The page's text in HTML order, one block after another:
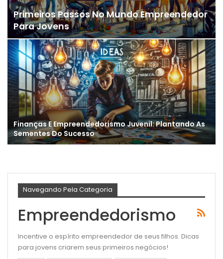
Primeiros Passos No Mundo Empreendedor
Para Jovens
Finanças E Empreendedorismo Juvenil: Plantando As
Sementes Do Sucesso
Navegando Pela Categoria
Empreendedorismo
Incentive o espírito empreendedor de seus filhos. Dicas
para jovens criarem seus primeiros negócios!